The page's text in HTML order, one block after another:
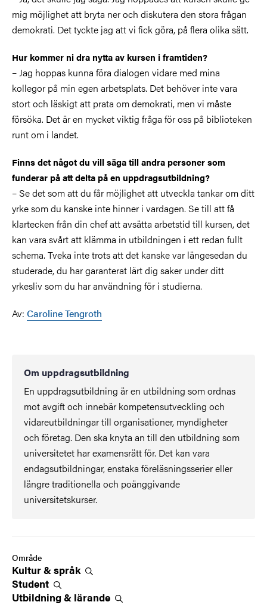
mig möjlighet att bryta ner och diskutera den stora frågan
demokrati. Det tyckte jag att vi fick göra, på flera olika sätt.
Hur kommer ni dra nytta av kursen i framtiden?
– Jag hoppas kunna föra dialogen vidare med mina
kollegor på min egen arbetsplats. Det behöver inte vara
stort och läskigt att prata om demokrati, men vi måste
försöka. Det är en mycket viktig fråga för oss på biblioteken
runt om i landet.
Finns det något du vill säga till andra personer som
funderar på att delta på en uppdragsutbildning?
– Se det som att du får möjlighet att utveckla tankar om ditt
yrke som du kanske inte hinner i vardagen. Se till att få
klartecken från din chef att avsätta arbetstid till kursen, det
kan vara svårt att klämma in utbildningen i ett redan fullt
schema. Tveka inte trots att det kanske var längesedan du
studerade, du har garanterat lärt dig saker under ditt
yrkesliv som du har användning för i studierna.
Av: Caroline Tengroth
Om uppdragsutbildning
En uppdragsutbildning är en utbildning som ordnas
mot avgift och innebär kompetensutveckling och
vidareutbildningar till organisationer, myndigheter
och företag. Den ska knyta an till den utbildning som
universitetet har examensrätt för. Det kan vara
endagsutbildningar, enstaka föreläsningsserier eller
längre traditionella och poänggivande
universitetskurser.
Område
Kultur &språk
Student
Utbildning & lärande